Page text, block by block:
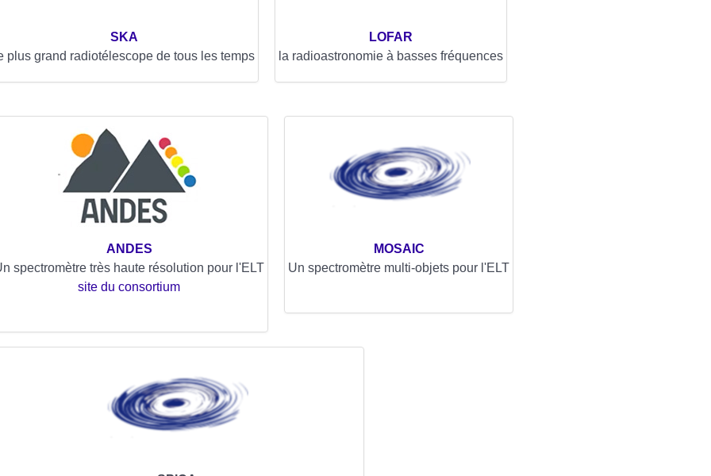
SKA
plus grand radiotélescope de tous les temps
LOFAR
la radioastronomie à basses fréquences
ANDES
spectromètre très haute résolution pour l'ELT
site du consortium
MOSAIC
Un spectromètre multi-objets pour l'ELT